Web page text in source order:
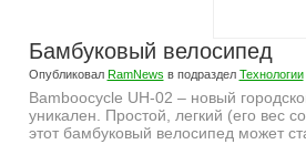
Бамбуковый велосипед
Опубликовал RamNews в подраздел Технологии
Bamboocycle UH-02 – новый
уникален. Простой, легкий (его вес
этот бамбуковый велосипед может